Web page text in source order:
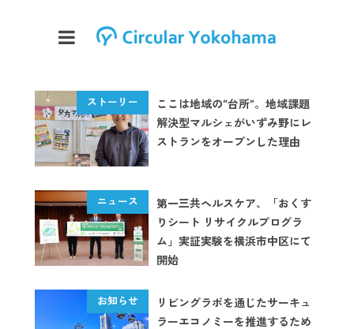
ここは地域の“台所”。地域課題
解決型マルシェがいずみ野にレ
ストランをオープンした理由
第一三共ヘルスケア、「おくす
りシート リサイクルプログラ
ム」実証実験を横浜市中区にて
開始
リビングラボを通じたサーキュ
ラーエコノミーを推進するため